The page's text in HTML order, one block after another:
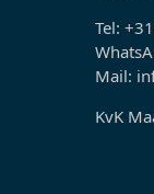
Tel:
Mail:
KvK